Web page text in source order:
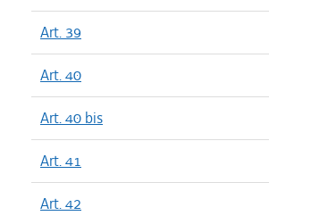
Art. 39
Art. 40
Art. 40 bis
Art. 41
Art. 42